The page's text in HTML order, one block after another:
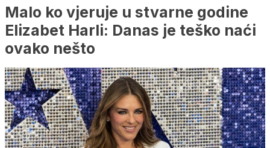
Malo ko vjeruje u stvarne godine
Elizabet Harli: Danas je teško naći
ovako nešto